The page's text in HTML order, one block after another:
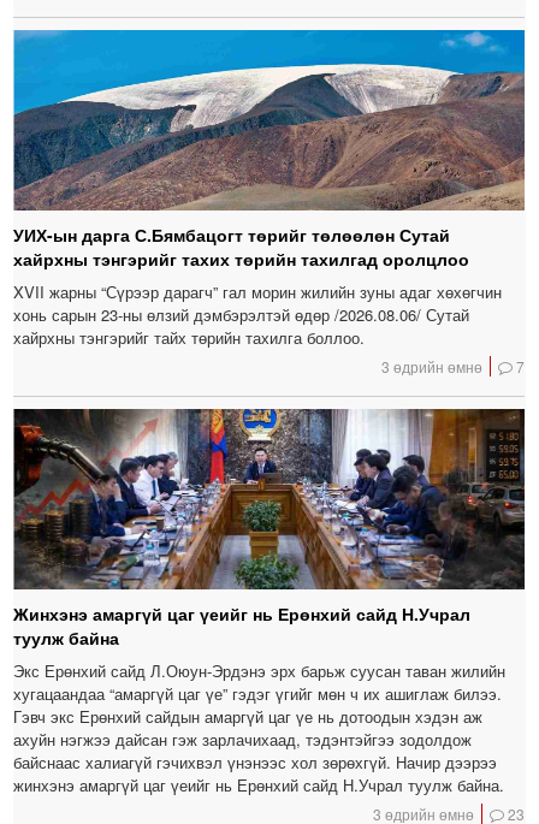
УИХ-ын дарга С.Бямбацогт төрийг төлөөлөн Сутай
хайрхны тэнгэрийг тахих төрийн тахилгад оролцлоо
XVII жарны “Сүрээр дарагч” гал морин жилийн зуны адаг хөхөгчин
хонь сарын 23-ны өлзий дэмбэрэлтэй өдөр /2026.08.06/ Сутай
хайрхны тэнгэрийг тайх төрийн тахилга боллоо.
3 өдрийн өмнө 7
Жинхэнэ амаргүй цаг үеийг нь Ерөнхий сайд Н.Учрал
туулж байна
Экс Ерөнхий сайд Л.Оюун-Эрдэнэ эрх барьж суусан таван жилийн
хугацаандаа “амаргүй цаг үе” гэдэг үгийг мөн ч их ашиглаж билээ.
Гэвч экс Ерөнхий сайдын амаргүй цаг үе нь дотоодын хэдэн аж
ахуйн нэгжээ дайсан гэж зарлачихаад, тэдэнтэйгээ зодолдож
байснаас халиагүй гэчихвэл үнэнээс хол зөрөхгүй. Начир дээрээ
жинхэнэ амаргүй цаг үеийг нь Ерөнхий сайд Н.Учрал туулж байна.
3 өдрийн өмнө 23